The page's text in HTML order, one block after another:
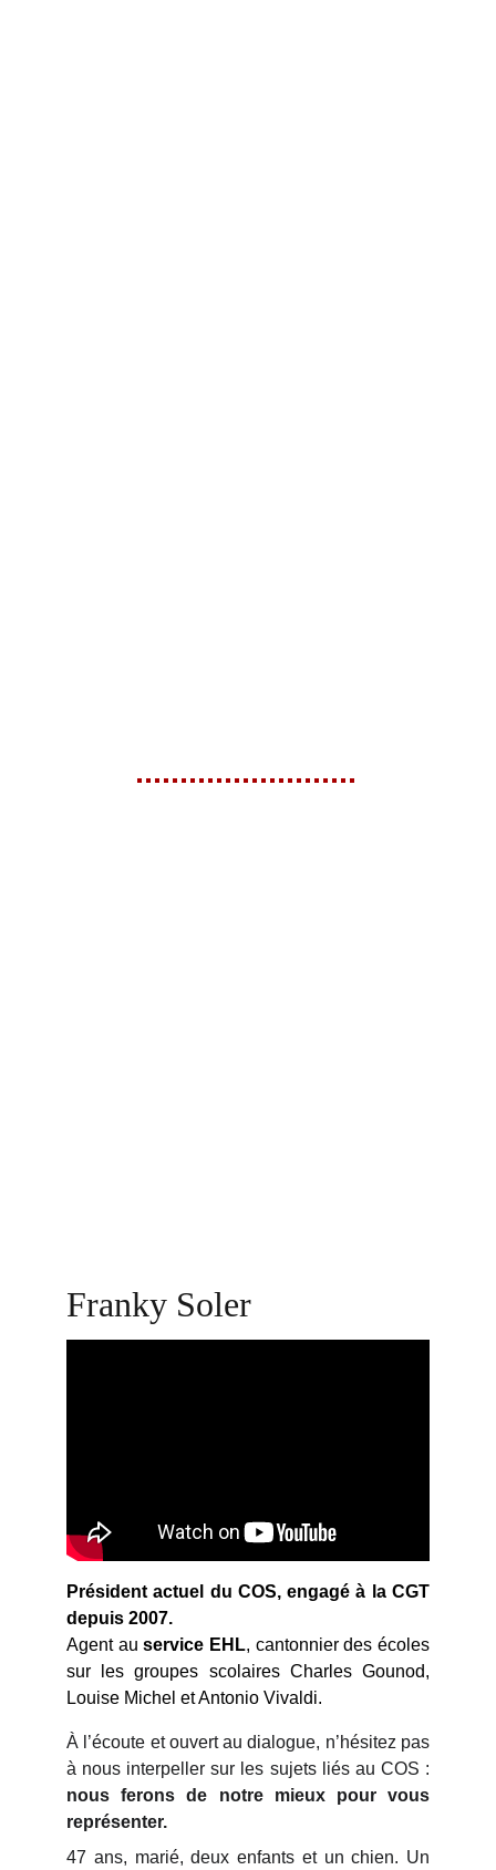
Franky Soler
Président actuel du COS, engagé à la CGT
depuis 2007.
Agent auservice EHL, cantonnier des écoles
sur les groupes scolaires Charles Gounod,
Louise Michel et Antonio Vivaldi.
À l’écoute et ouvert au dialogue, n’hésitez pas
à nous interpeller sur les sujets liés au COS :
nous ferons de notre mieux pour vous
représenter.
47 ans, marié, deux enfants et un chien. Un